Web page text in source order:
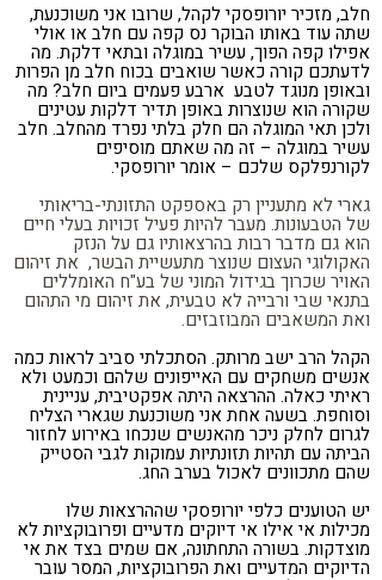
חלב, מזכיר יורופסקי לקהל, שרובו אני משוכנעת,
שתה עוד באותו הבוקר נס קפה עם חלב או אולי
אפילו קפה הפוך, עשיר במוגלה ובתאי דלקת. מה
לדעתכם קורה כאשר שואבים בכוח חלב מן הפרות
ובאופן מנוגד לטבע ארבע פעמים ביום חלב? מה
שקורה הוא שנוצרות באופן תדיר דלקות עטינים
ולכן תאי המוגלה הם חלק בלתי נפרד מהחלב. חלב
עשיר במוגלה – זה מה שאתם מוסיפים
לקורנפלקס שלכם – אומר יורופסקי.
גארי לא מתעניין רק באספקט התזונתי-בריאותי
של הטבעונות. מעבר להיות פעיל זכויות בעלי חיים
הוא גם מדבר רבות בהרצאותיו גם על הנזק
האקולוגי העצום שנוצר מתעשיית הבשר, את זיהום
האויר שכרוך בגידול המוני של בע"ח האומללים
בתנאי שבי ורבייה לא טבעית, את זיהום מי התהום
ואת המשאבים המבוזבזים.
הקהל הרב ישב מרותק. הסתכלתי סביב לראות כמה
אנשים משחקים עם האייפונים שלהם וכמעט ולא
ראיתי כאלה. ההרצאה היתה אפקטיבית, עניינית
וסוחפת. בשעה אחת אני משוכנעת שגארי הצליח
לגרום לחלק ניכר מהאנשים שנכחו באירוע לחזור
הביתה עם תהיות תזונתיות עמוקות לגבי הסטייק
שהם מתכוונים לאכול בערב החג.
יש הטוענים כלפי יורופסקי שההרצאות שלו
מכילות אי אילו אי דיוקים מדעיים ופרובוקציות לא
מוצדקות. בשורה התחתונה, אם שמים בצד את אי
הדיוקים המדעיים ואת הפרובוקציות, המסר עובר